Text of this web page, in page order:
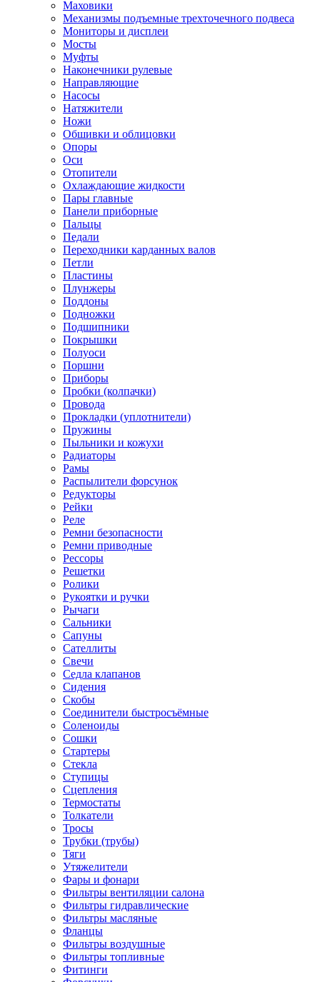
Маховики
Механизмы подъемные трехточечного подвеса
Мониторы и дисплеи
Мосты
Муфты
Наконечники рулевые
Направляющие
Насосы
Натяжители
Ножи
Обшивки и облицовки
Опоры
Оси
Отопители
Охлаждающие жидкости
Пары главные
Панели приборные
Пальцы
Педали
Переходники карданных валов
Петли
Пластины
Плунжеры
Поддоны
Подножки
Подшипники
Покрышки
Полуоси
Поршни
Приборы
Пробки (колпачки)
Провода
Прокладки (уплотнители)
Пружины
Пыльники и кожухи
Радиаторы
Рамы
Распылители форсунок
Редукторы
Рейки
Реле
Ремни безопасности
Ремни приводные
Рессоры
Решетки
Ролики
Рукоятки и ручки
Рычаги
Сальники
Сапуны
Сателлиты
Свечи
Седла клапанов
Сидения
Скобы
Соединители быстросъёмные
Соленоиды
Сошки
Стартеры
Стекла
Ступицы
Сцепления
Термостаты
Толкатели
Тросы
Трубки (трубы)
Тяги
Утяжелители
Фары и фонари
Фильтры вентиляции салона
Фильтры гидравлические
Фильтры масляные
Фланцы
Фильтры воздушные
Фильтры топливные
Фитинги